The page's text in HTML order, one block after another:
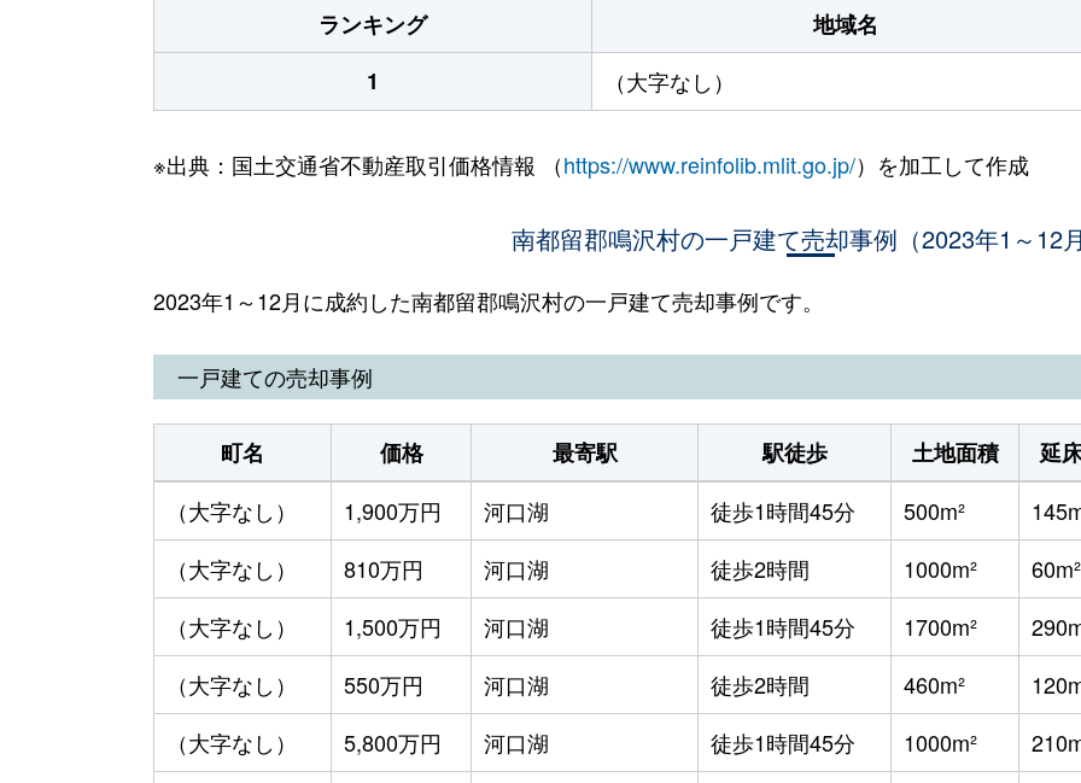
ランキング
地域名
1
（大字なし）
※出典：国土交通省不動産取引価格情報 （https://www.reinfolib.mlit.go.jp/）を加工して作成
南都留郡鳴沢村の一戸建て売却事例（2023年1～12月
2023年1～12月に成約した南都留郡鳴沢村の一戸建て売却事例です。
一戸建ての売却事例
町名 価格 最寄駅 駅徒歩 土地面積 延
（大字なし）
1,900万円 河口湖 徒歩1時間45分 500m²
（大字なし）
810万円 河口湖 徒歩2時間 1000m² 60m²
（大字なし）
1,500万円 河口湖 徒歩1時間45分 1700m²
（大字なし）
550万円 河口湖 徒歩2時間 460m²
（大字なし）
5,800万円 河口湖 徒歩1時間45分 1000m²